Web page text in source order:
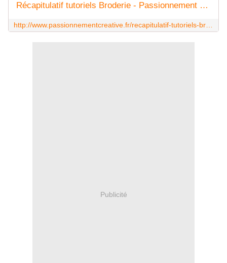
Récapitulatif tutoriels Broderie - Passionnement Créative
Publicité